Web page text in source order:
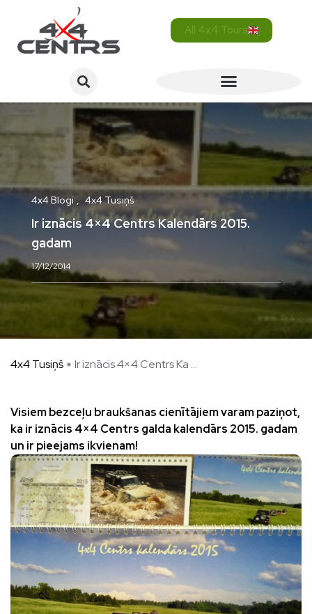
All 4x4 Tours
4x4 Blogi 4x4 Tusiņš
Ir iznācis 4×4 Centrs Kalendārs 2015.
gadam
17/12/2014
4x4 Tusiņš Ir iznācis 4×4 Centrs Ka ...
Visiem bezceļu braukšanas cienītājiem varam paziņot,
ka ir iznācis 4×4 Centrs galda kalendārs 2015. gadam
un ir pieejams ikvienam!